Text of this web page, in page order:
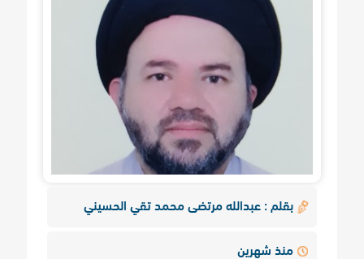
بقلم : عبدالله مرتضى محمد تقي الحسيني
منذ شهرين